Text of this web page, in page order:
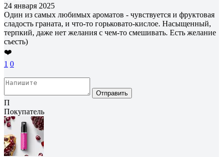
24 января 2025
Один из самых любимых ароматов - чувствуется и фруктовая
сладость граната, и что-то горьковато-кислое. Насыщенный,
терпкий, даже нет желания с чем-то смешивать. Есть желание
съесть)
❤️
1 0
Отправить
П
Покупатель